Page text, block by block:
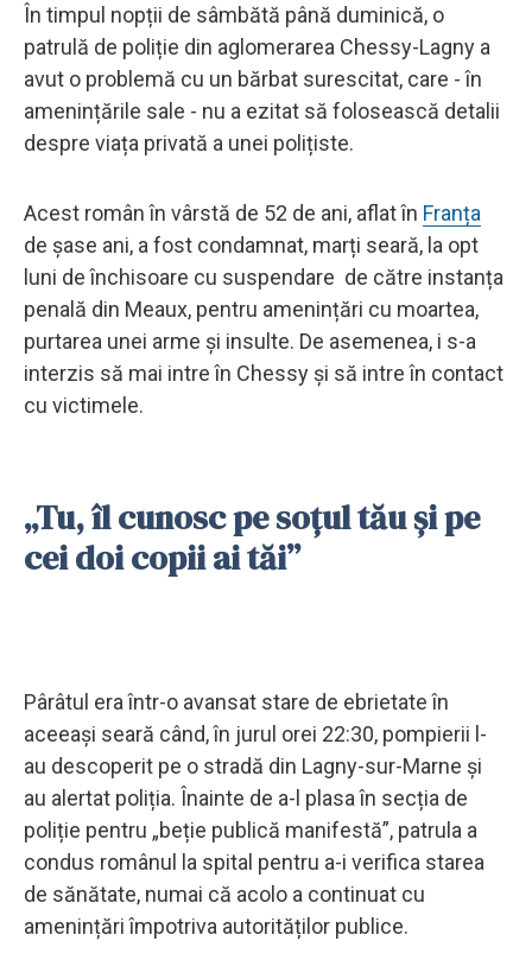
În timpul nopții de sâmbătă până duminică, o
patrulă de poliție din aglomerarea Chessy-Lagny a
avut o problemă cu un bărbat surescitat, care - în
amenințările sale - nu a ezitat să folosească detalii
despre viața privată a unei polițiste.
Acest român în vârstă de 52 de ani, aflat în Franța
de șase ani, a fost condamnat, marți seară, la opt
luni de închisoare cu suspendare de către instanța
penală din Meaux, pentru amenințări cu moartea,
purtarea unei arme și insulte. De asemenea, i s-a
interzis să mai intre în Chessy și să intre în contact
cu victimele.
„Tu, îl cunosc pe soțul tău și pe
cei doi copii ai tăi”
Pârâtul era într-o avansat stare de ebrietate în
aceeași seară când, în jurul orei 22:30, pompierii l-
au descoperit pe o stradă din Lagny-sur-Marne și
au alertat poliția. Înainte de a-l plasa în secția de
poliție pentru „beție publică manifestă”, patrula a
condus românul la spital pentru a-i verifica starea
de sănătate, numai că acolo a continuat cu
amenințări împotriva autorităților publice.